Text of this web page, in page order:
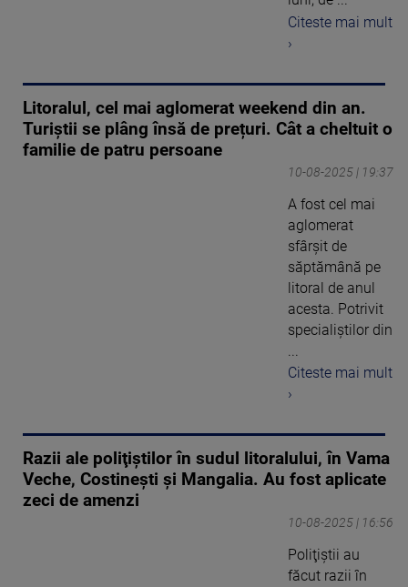
Citeste mai mult
›
Litoralul, cel mai aglomerat weekend din an.
Turiștii se plâng însă de prețuri. Cât a cheltuit o
familie de patru persoane
10-08-2025 | 19:37
A fost cel mai
aglomerat
sfârșit de
săptămână pe
litoral de anul
acesta. Potrivit
specialiștilor din
Citeste mai mult
›
Razii ale poliţiştilor în sudul litoralului, în Vama
Veche, Costinești și Mangalia. Au fost aplicate
zeci de amenzi
10-08-2025 | 16:56
Poliţiştii au
făcut razii în